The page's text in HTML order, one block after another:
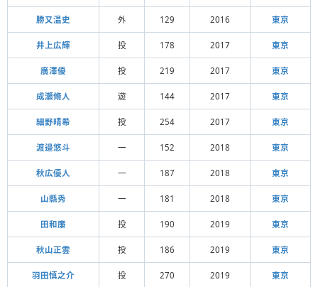
勝又温史 外 129 2016 東京
井上広輝 投 178 2017 東京
廣澤優 投 219 2017 東京
成瀬脩人 遊 144 2017 東京
細野晴希 投 254 2017 東京
渡邉悠斗 一 152 2018 東京
秋広優人 一 187 2018 東京
山縣秀 一 181 2018 東京
田和廉 投 190 2019 東京
秋山正雲 投 186 2019 東京
羽田慎之介 投 270 2019 東京